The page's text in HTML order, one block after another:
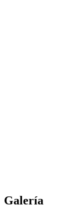
Galería